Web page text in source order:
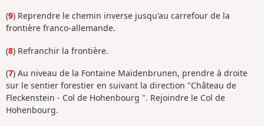
(9) Reprendre le chemin inverse jusqu'au carrefour de la
frontière franco-allemande.
(8) Refranchir la frontière.
(7) Au niveau de la Fontaine Maïdenbrunen, prendre à droite
sur le sentier forestier en suivant la direction "Château de
Fleckenstein - Col de Hohenbourg ". Rejoindre le Col de
Hohenbourg.